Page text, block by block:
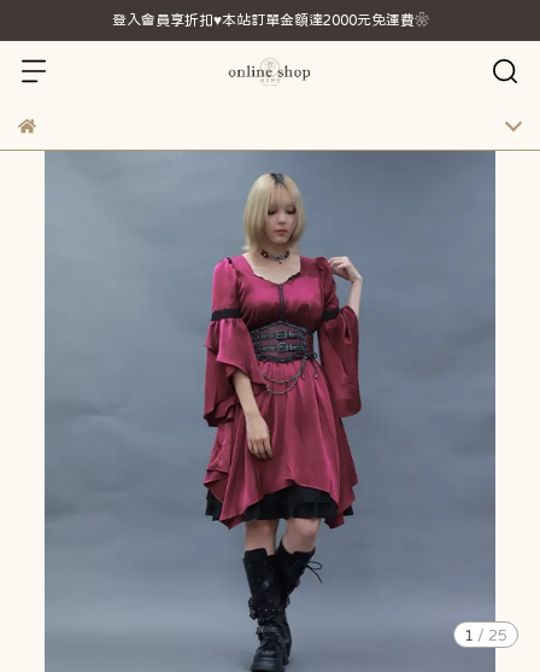
登入會員享折扣♥本站訂單金額達2000元免運費❀
1 / 25